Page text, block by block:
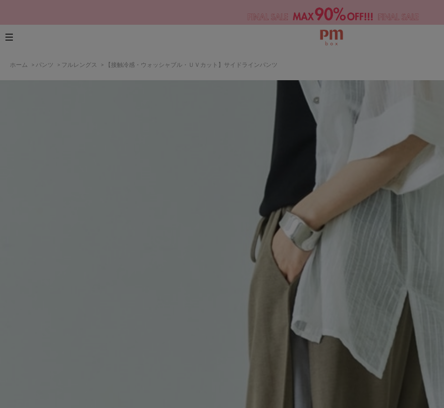
ホーム > パンツ > フルレングス > 【接触冷感・ウォッシャブル・ＵＶカット】サイドラインパンツ